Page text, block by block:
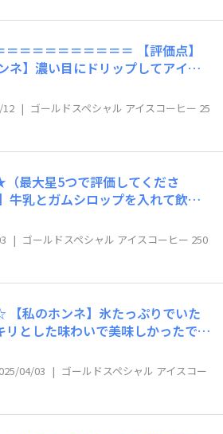
＝＝＝＝＝＝＝＝＝ 【評価点】
濃い目にドリップしてアイス
しいです！! 寒い日にホットで飲
美味しかったです！ネイミングが
のは勿体ないと思いました 夏は良
め】 ランチのアフターコ
12 | ゴールドスペシャル アイスコーヒー 25
最大星5つで評価してくださ
牛乳とガムシロップを入れて飲ん
【リピート】あり 【こんな時に
りにお勧め
| ゴールドスペシャル アイスコーヒー 250
私のホンネ】氷たっぷりでいた
リとした味わいで美味しかったで
違い、香りがよくコクも感じられ
あり 【こんな時におすすめ】暑い
。
04/03 | ゴールドスペシャル アイスコー